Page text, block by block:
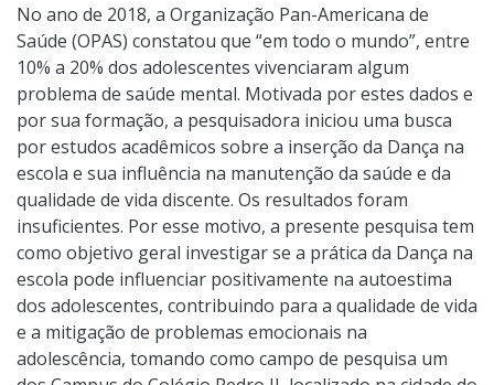
No ano de 2018, a Organização Pan-Americana de
Saúde (OPAS) constatou que “em todo o mundo”, entre
10% a 20% dos adolescentes vivenciaram algum
problema de saúde mental. Motivada por estes dados e
por sua formação, a pesquisadora iniciou uma busca
por estudos acadêmicos sobre a inserção da Dança na
escola e sua influência na manutenção da saúde e da
qualidade de vida discente. Os resultados foram
insuficientes. Por esse motivo, a presente pesquisa tem
como objetivo geral investigar se a prática da Dança na
escola pode influenciar positivamente na autoestima
dos adolescentes, contribuindo para a qualidade de vida
e a mitigação de problemas emocionais na
adolescência, tomando como campo de pesquisa um